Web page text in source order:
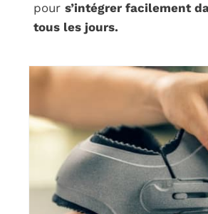
pours’intégrer facilement
tous les jours.